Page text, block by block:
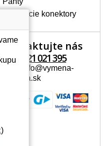
dobu záruky.
podľa modelu
na spodnej
alebo pod
na
V prípade,
dohľadáte
označeniu z
na štítku pri
Napájacie konektory
Kontaktujte nás
+421 221 021 395
Mail: info@vymena-
displeja.sk
)